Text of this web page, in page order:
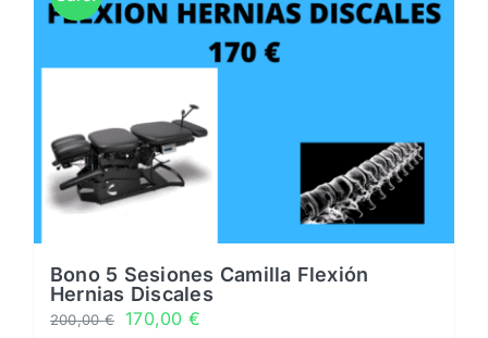
0 productos 0,00 €
Bono 5 Sesiones Camilla Flexión
Hernias Discales
200,00€ 170,00 €